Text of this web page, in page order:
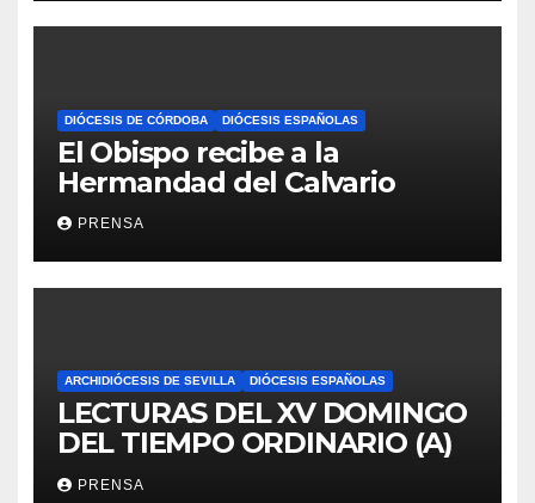
DIÓCESIS DE CÓRDOBA DIÓCESIS ESPAÑOLAS
El Obispo recibe a la
Hermandad del Calvario
PRENSA
ARCHIDIÓCESIS DE SEVILLA DIÓCESIS ESPAÑOLAS
LECTURAS DEL XV DOMINGO
DEL TIEMPO ORDINARIO (A)
PRENSA